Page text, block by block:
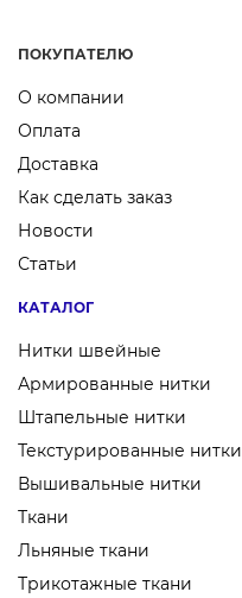
ПОКУПАТЕЛЮ
О компании
Оплата
Доставка
Как сделать заказ
Новости
Статьи
КАТАЛОГ
Нитки швейные
Армированные нитки
Штапельные нитки
Текстурированные нитки
Вышивальные нитки
Ткани
Льняные ткани
Трикотажные ткани